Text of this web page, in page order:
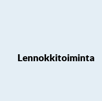
Lennokkitoiminta